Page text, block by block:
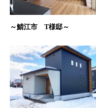
～鯖江市 T様邸～